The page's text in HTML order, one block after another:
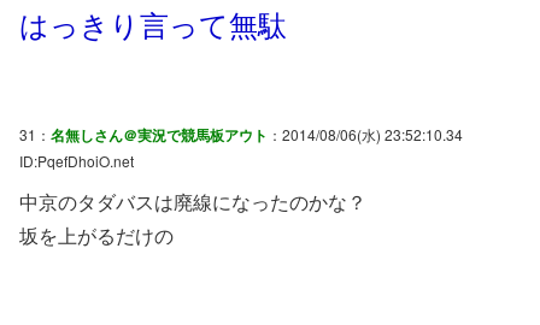
はっきり言って無駄
31： 名無しさん＠実況で競馬板アウト ：2014/08/06(水) 23:52:10.34
ID:PqefDhoiO.net
中京のタダバスは廃線になったのかな？
坂を上がるだけの